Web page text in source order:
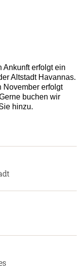
erfolgt ein
Altstadt Havannas.
erfolgt
buchen wir
hinzu.